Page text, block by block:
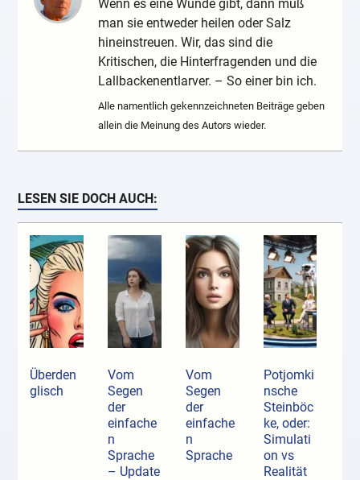
Wenn es eine Wunde gibt, dann muß
man sie entweder heilen oder Salz
hineinstreuen. Wir, das sind die
Kritischen, die Hinterfragenden und die
Lallbackenentlarver. – So einer bin ich.
Alle namentlich gekennzeichneten Beiträge geben
allein die Meinung des Autors wieder.
LESEN SIE DOCH AUCH:
Überden
glisch
Vom
Segen
der
einfache
n
Sprache
– Update
Vom
Segen
der
einfache
n
Sprache
Potjomki
nsche
Steinböc
ke, oder:
Simulati
on vs
Realität